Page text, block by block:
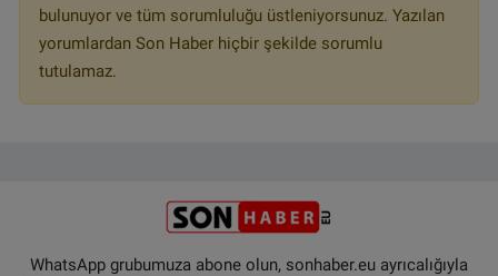
bulunuyor ve tüm sorumluluğu üstleniyorsunuz. Yazılan
yorumlardan Son Haber hiçbir şekilde sorumlu
tutulamaz.
WhatsApp grubumuza abone olun, sonhaber.eu ayrıcalığıyla